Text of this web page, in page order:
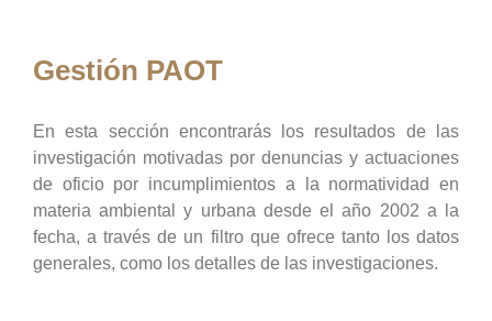
Gestión PAOT
En esta sección encontrarás los resultados de las
investigación motivadas por denuncias y actuaciones
de oficio por incumplimientos a la normatividad en
materia ambiental y urbana desde el año 2002 a la
fecha, a través de un filtro que ofrece tanto los datos
generales, como los detalles de las investigaciones.